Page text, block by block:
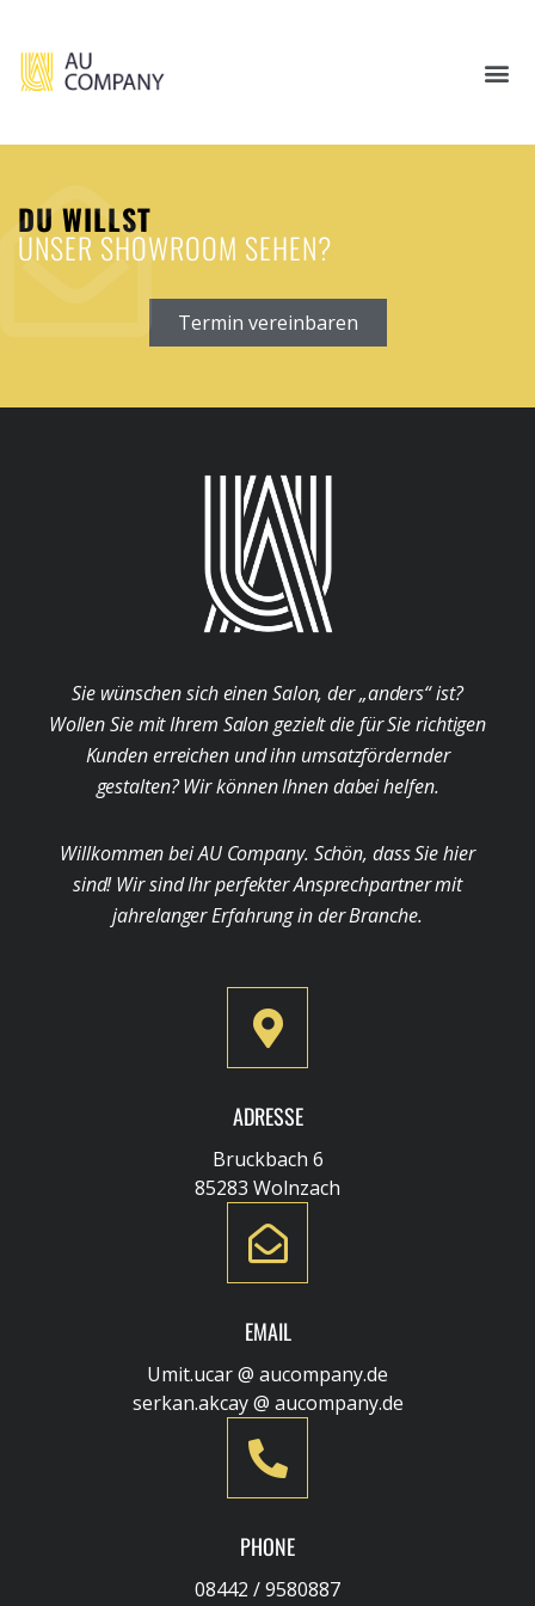
DU WILLST
UNSER SHOWROOM SEHEN?
Termin vereinbaren
Sie wünschen sich einen Salon, der „anders“ ist?
Wollen Sie mit Ihrem Salon gezielt die für Sie richtigen
Kunden erreichen und ihn umsatzfördernder
gestalten? Wir können Ihnen dabei helfen.
Willkommen bei AU Company. Schön, dass Sie hier
sind! Wir sind Ihr perfekter Ansprechpartner mit
jahrelanger Erfahrung in der Branche.
ADRESSE
Bruckbach 6
85283 Wolnzach
EMAIL
Umit.ucar @ aucompany.de
serkan.akcay @ aucompany.de
PHONE
08442 / 9580887